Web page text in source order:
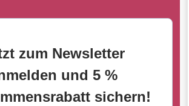
zum Newsletter
und 5 %
sichern!